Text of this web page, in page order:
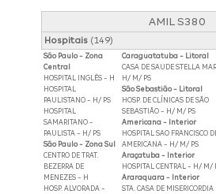
AMIL S380
Hospitais(149)
São Paulo - Zona
Central
HOSPITAL INGLÊS - H
HOSPITAL
PAULISTANO - H/ PS
HOSPITAL
SAMARITANO -
PAULISTA - H/ PS
São Paulo - Zona Sul
CENTRO DE TRAT.
BEZERRA DE
MENEZES - H
HOSP. ALVORADA -
Caraguatatuba - Litoral
CASA DE SAUDE STELLA
H/ M/ PS
São Sebastião - Litoral
HOSP. DE CLÍNICAS DE SÃO
SEBASTIÃO - H/ M/ PS
Americana - Interior
HOSPITAL SAO FRANCISCO
AMERICANA - H/ M/ PS
Araçatuba - Interior
HOSPITAL CENTRAL - H/ M/
Araraquara - Interior
STA. CASA DE MISERICORDIA